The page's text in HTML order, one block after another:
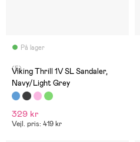
På lager
(5)
Viking Thrill 1V SL Sandaler,
Navy/Light Grey
329 kr
Vejl. pris: 419 kr